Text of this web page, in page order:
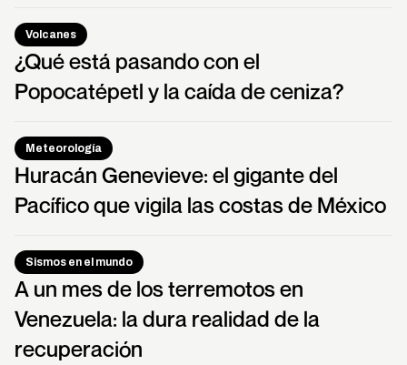
Volcanes
¿Qué está pasando con el
Popocatépetl y la caída de ceniza?
Meteorología
Huracán Genevieve: el gigante del
Pacífico que vigila las costas de México
Sismos en el mundo
A un mes de los terremotos en
Venezuela: la dura realidad de la
recuperación